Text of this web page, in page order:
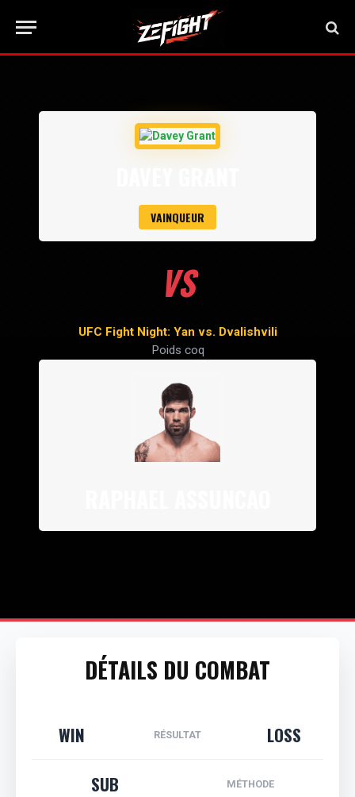
VAINQUEUR
VS
UFC Fight Night: Yan vs. Dvalishvili
Poids coq
DÉTAILS DU COMBAT
WIN RÉSULTAT
LOSS
SUB
MÉTHODE